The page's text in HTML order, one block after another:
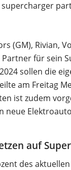
(GM), Rivian,
für sein
sollen die
am Freitag
ist zudem
neue
auf
des